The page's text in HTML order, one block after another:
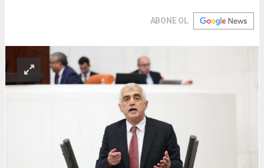
ABONE OL